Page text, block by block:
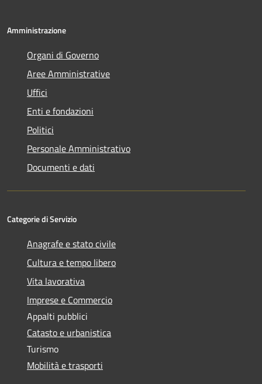
Amministrazione
Organi di Governo
Aree Amministrative
Uffici
Enti e fondazioni
Politici
Personale Amministrativo
Documenti e dati
Categorie di Servizio
Anagrafe e stato civile
Cultura e tempo libero
Vita lavorativa
Imprese e Commercio
Appalti pubblici
Catasto e urbanistica
Turismo
Mobilità e trasporti